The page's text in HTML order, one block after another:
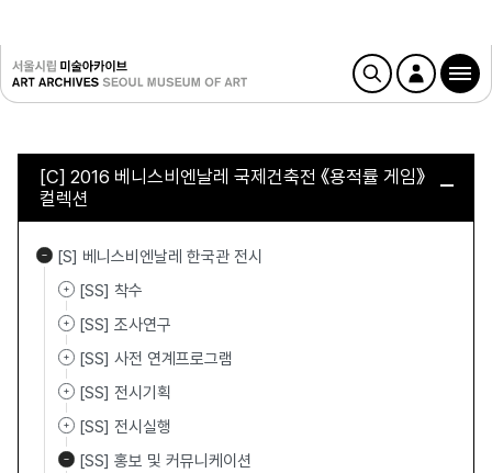
[C] 2016 베니스비엔날레 국제건축전 《용적률 게임》
컬렉션
[S] 베니스비엔날레 한국관 전시
[SS] 착수
[SS] 조사연구
[SS] 사전 연계프로그램
[SS] 전시기획
[SS] 전시실행
[SS] 홍보 및 커뮤니케이션